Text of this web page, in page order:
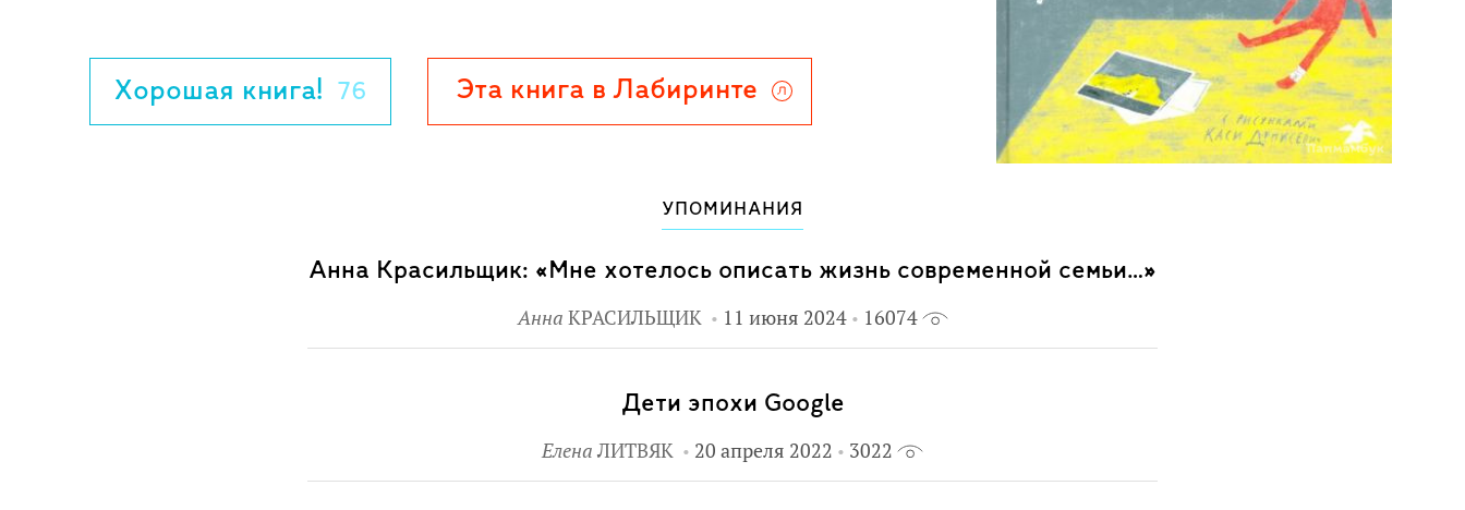
Для среднего школьного возраста.
Хорошая книга! 76 Эта книга в Лабиринте
УПОМИНАНИЯ
Анна Красильщик: «Мне хотелось описать жизнь современной семьи…»
Анна КРАСИЛЬЩИК 11 июня 2024 16074
Дети эпохи Google
Елена ЛИТВЯК 20 апреля 2022 3022